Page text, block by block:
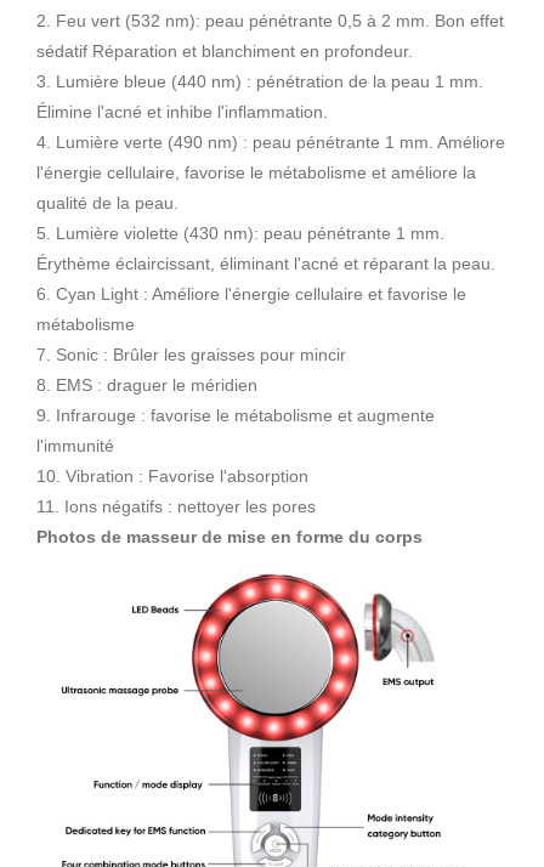
2. Feu vert (532 nm): peau pénétrante 0,5 à 2 mm. Bon effet
sédatif Réparation et blanchiment en profondeur.
3. Lumière bleue (440 nm) : pénétration de la peau 1 mm.
Élimine l'acné et inhibe l'inflammation.
4. Lumière verte (490 nm) : peau pénétrante 1 mm. Améliore
l'énergie cellulaire, favorise le métabolisme et améliore la
qualité de la peau.
5. Lumière violette (430 nm): peau pénétrante 1 mm.
Érythème éclaircissant, éliminant l'acné et réparant la peau.
6. Cyan Light : Améliore l'énergie cellulaire et favorise le
métabolisme
7. Sonic : Brûler les graisses pour mincir
8. EMS : draguer le méridien
9. Infrarouge : favorise le métabolisme et augmente
l'immunité
10. Vibration : Favorise l'absorption
11. Ions négatifs : nettoyer les pores
Photos de masseur de mise en forme du corps